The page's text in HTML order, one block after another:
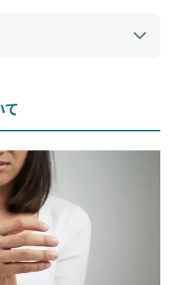
れの予防や改善に役立つ可
する？
善してしびれや痛みを和らげ
て